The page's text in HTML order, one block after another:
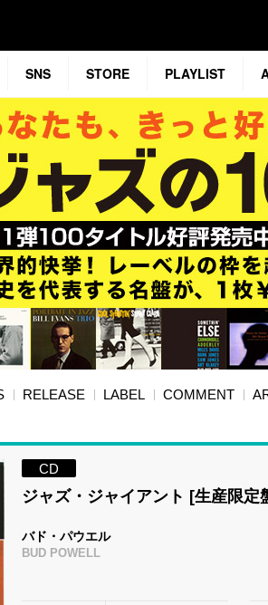
SNS STORE PLAYLIST
RELEASE LABEL COMMENT
CD
ジャズ・ジャイアント [生産限定
バド・パウエル
BUD POWELL